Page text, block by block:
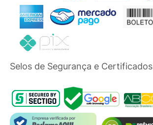
Selos de Segurança e Certificados